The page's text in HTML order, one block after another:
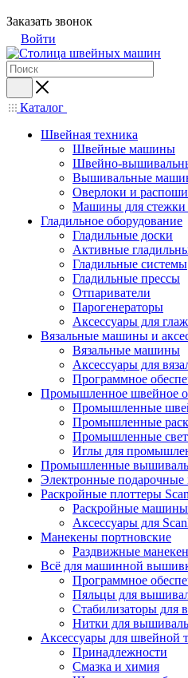
Заказать звонок
Войти
Каталог
Швейная техника
Швейные машины
Швейно-
Вышивальные
Оверлоки и
Машины для стежки
Гладильное оборудование
Гладильные доски
Активные
Гладильные системы
Гладильные прессы
Отпариватели
Парогенераторы
Аксессуары для
Вязальные машины и
Вязальные машины
Аксессуары для
Программное
Промышленное швейное
Промышленные
Промышленные
Промышленные
Иглы для
Промышленные
Электронные подарочные
Раскройные плоттеры
Раскройные
Аксессуары для
Манекены портновские
Раздвижные
Всё для машинной
Программное
Пяльцы для
Стабилизаторы
Нитки для
Аксессуары для швейной
Принадлежности
Смазка и химия